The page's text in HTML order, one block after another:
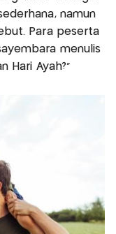
namun
Para peserta
menulis
Hari Ayah?”